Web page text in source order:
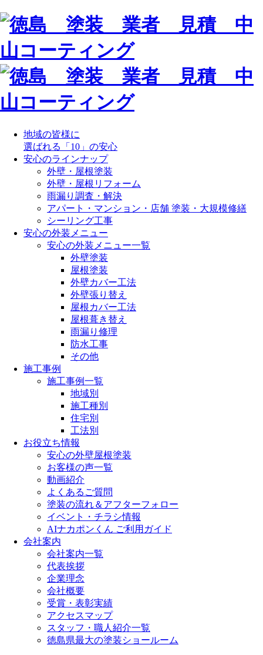
地域の皆様に
選ばれる「10」の安心
安心のラインナップ
外壁・屋根塗装
外壁・屋根リフォーム
雨漏り調査・解決
アパート・マンション・店舗 塗装・大規模修繕
シーリング工事
安心の外装メニュー
安心の外装メニュー一覧
外壁塗装
屋根塗装
外壁カバー工法
外壁張り替え
屋根カバー工法
屋根葺き替え
雨漏り修理
防水工事
その他
施工事例
施工事例一覧
地域別
施工種別
住宅別
工法別
お役立ち情報
安心の外壁屋根塗装
お客様の声一覧
動画紹介
よくあるご質問
塗装の流れ＆アフターフォロー
イベント・チラシ情報
AIナカポンくん ご利用ガイド
会社案内
会社案内一覧
代表挨拶
企業理念
会社概要
受賞・表彰実績
アクセスマップ
スタッフ・職人紹介一覧
徳島県最大の塗装ショールーム